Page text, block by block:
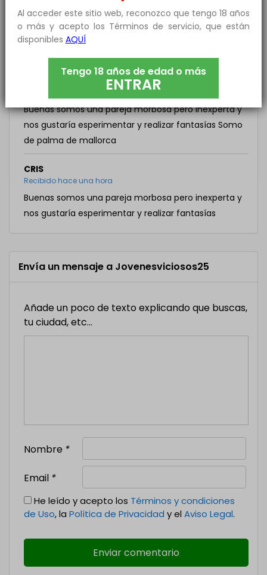
Hola a todos
ILYASS
Recibido hace una hora
Buenas somos una pareja morbosa pero inexperta y
nos gustaría esperimentar y realizar fantasías Somo
de palma de mallorca
CRIS
Recibido hace una hora
Buenas somos una pareja morbosa pero inexperta y
nos gustaría esperimentar y realizar fantasías
Envía un mensaje a Jovenesviciosos25
Añade un poco de texto explicando que buscas,
tu ciudad, etc...
Nombre *
Email *
He leído y acepto los Términos y condiciones
de Uso, la Política de Privacidad y el Aviso Legal.
Al acceder este sitio web, reconozco que tengo 18 años
o más y acepto los Términos de servicio, que están
disponibles AQUÍ
Tengo 18 años de edad o más
ENTRAR